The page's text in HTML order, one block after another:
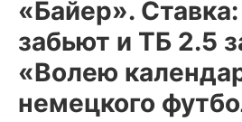
«Байер». Ставка:
забьют и ТБ 2.5
«Волею
немецкого